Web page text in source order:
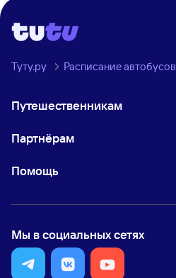
Туту.ру Расписание автобусов
Путешественникам
Партнёрам
Помощь
Мы в социальных сетях